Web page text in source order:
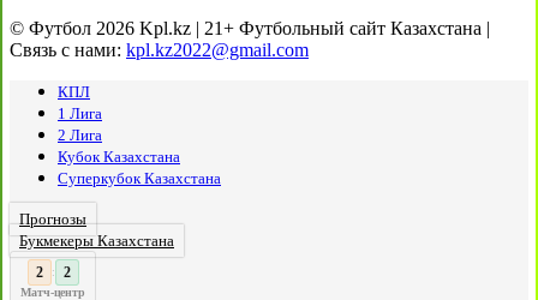
© Футбол 2026 Kpl.kz | 21+ Футбольный сайт Казахстана |
Связь с нами: kpl.kz2022@gmail.com
КПЛ
1 Лига
2 Лига
Кубок Казахстана
Суперкубок Казахстана
Прогнозы
Букмекеры Казахстана
3 : 2
Матч-центр